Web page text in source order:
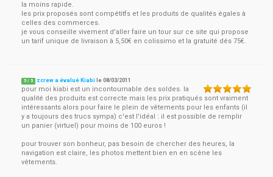
la moins rapide.
les prix proposés sont compétitfs et les produits de qualités égales à
celles des commerces.
je vous conseille vivement d'aller faire un tour sur ce site qui propose
un tarif unique de livraison à 5,50€ en colissimo et la gratuité dés 75€.
5 / 5 zcrew a évalué Kiabi le08/03/2011
pour moi kiabi est un incontournable des soldes. la
qualité des produits est correcte mais les prix pratiqués sont vraiment
intéressants alors pour faire le plein de vêtements pour les enfants (il
y a toujours des trucs sympa) c'est l'idéal : il est possible de remplir
un panier (virtuel) pour moins de 100 euros !
pour trouver son bonheur, pas besoin de chercher des heures, la
navigation est claire, les photos mettent bien en en scène les
vêtements.